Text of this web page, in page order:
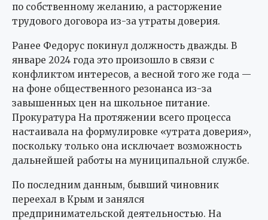
по собственному желанию, а расторжение
трудового договора из-за утраты доверия.
Ранее Федорус покинул должность дважды. В
январе 2024 года это произошло в связи с
конфликтом интересов, а весной того же года —
на фоне общественного резонанса из-за
завышенных цен на школьное питание.
Прокуратура На протяжении всего процесса
настаивала на формулировке «утрата доверия»,
поскольку только она исключает возможность
дальнейшей работы на муниципальной службе.
По последним данным, бывший чиновник
переехал в Крым и занялся
предпринимательской деятельностью. На